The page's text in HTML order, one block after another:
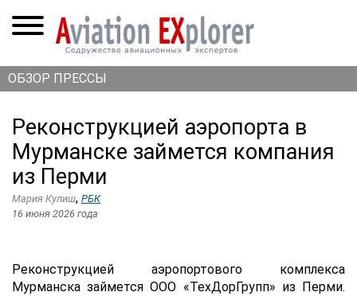
ОБЗОР ПРЕССЫ
Реконструкцией аэропорта в
Мурманске займется компания
из Перми
Мария Кулиш, РБК
16 июня 2026 года
Реконструкцией аэропортового комплекса
Мурманска займется ООО «ТехДорГрупп» из Перми.